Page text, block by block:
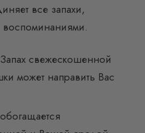
все запахи,
воспоминаниями.
Запах свежескошенной
может направить Вас